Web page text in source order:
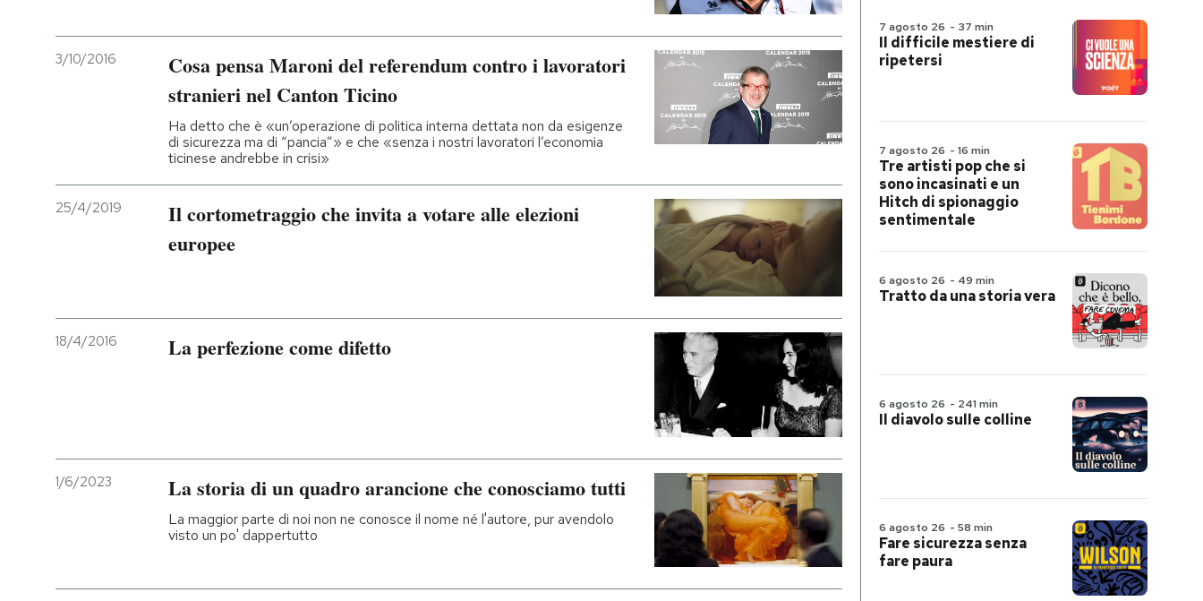
3/10/2016
Cosa pensa Maroni del referendum contro i lavoratori
stranieri nel Canton Ticino
Ha detto che è «un’operazione di politica interna dettata non da esigenze
di sicurezza ma di “pancia”» e che «senza i nostri lavoratori l’economia
ticinese andrebbe in crisi»
25/4/2019
Il cortometraggio che invita a votare alle elezioni
europee
18/4/2016 La perfezione come difetto
1/6/2023 La storia di un quadro arancione che conosciamo tutti
La maggior parte di noi non ne conosce il nome né l'autore, pur avendolo
visto un po' dappertutto
7 agosto 26 - 37 min
Il difficile mestiere di
ripetersi
7 agosto 26 - 16 min
Tre artisti pop che si
sono incasinati e un
Hitch di spionaggio
sentimentale
6 agosto 26 - 49 min
Tratto da una storia vera
6 agosto 26 - 241 min
Il diavolo sulle colline
6 agosto 26 - 58 min
Fare sicurezza senza
fare paura